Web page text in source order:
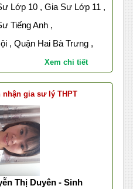
Lớp 10 , Gia Sư Lớp 11 ,
Tiếng Anh ,
, Quận Hai Bà Trưng ,
Xem chi tiết
gia sư lý THPT
Thị Duyên - Sinh